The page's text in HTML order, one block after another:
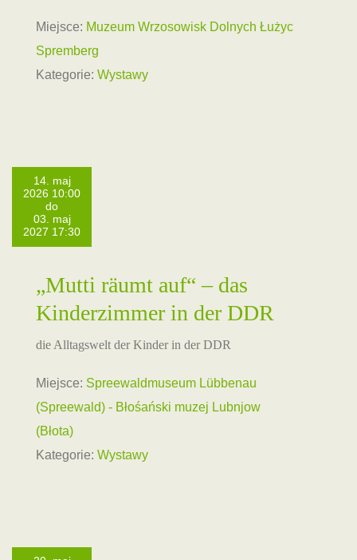
Miejsce: Muzeum Wrzosowisk Dolnych Łużyc
Spremberg
Kategorie: Wystawy
14. maj
2026 10:00
do
03. maj
2027 17:30
„Mutti räumt auf“ – das
Kinderzimmer in der DDR
die Alltagswelt der Kinder in der DDR
Miejsce: Spreewaldmuseum Lübbenau
(Spreewald) - Błośański muzej Lubnjow
(Błota)
Kategorie: Wystawy